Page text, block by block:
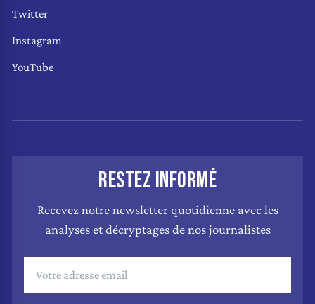
Twitter
Instagram
YouTube
RESTEZ INFORMÉ
Recevez notre newsletter quotidienne avec les
analyses et décryptages de nos journalistes